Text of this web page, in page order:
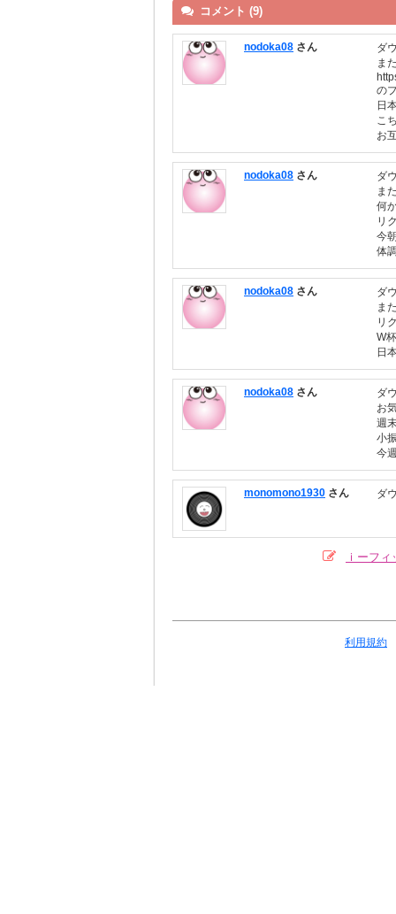
コメント (9)
nodoka08 さん
ダ
ま
の
日
こ
お
nodoka08 さん
ダ
ま
何
リ
今
体
nodoka08 さん
ダ
ま
リ
W
日
nodoka08 さん
ダ
お
週
小
今
monomono1930 さん ダ
ｉーフ
利用規約